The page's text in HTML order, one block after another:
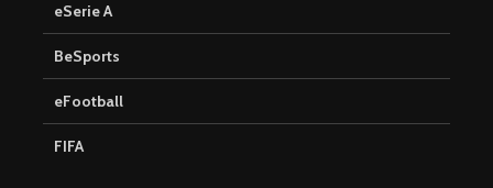
eSerie A
BeSports
eFootball
FIFA